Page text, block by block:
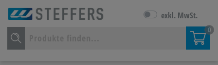
exkl. MwSt.
0